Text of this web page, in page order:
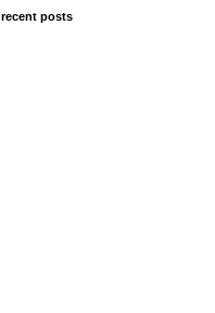
recent posts